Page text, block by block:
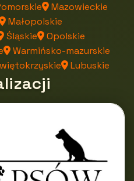
Mazowieckie
Małopolskie
Śląskie
Opolskie
Warmińsko-mazurskie
Lubuskie